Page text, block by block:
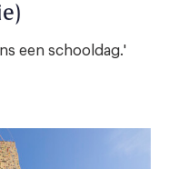
een schooldag.'